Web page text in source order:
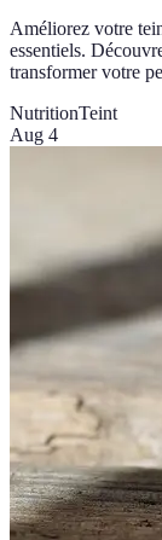
Améliorez votre
essentiels.
transformer votre
NutritionTeint
Aug 4